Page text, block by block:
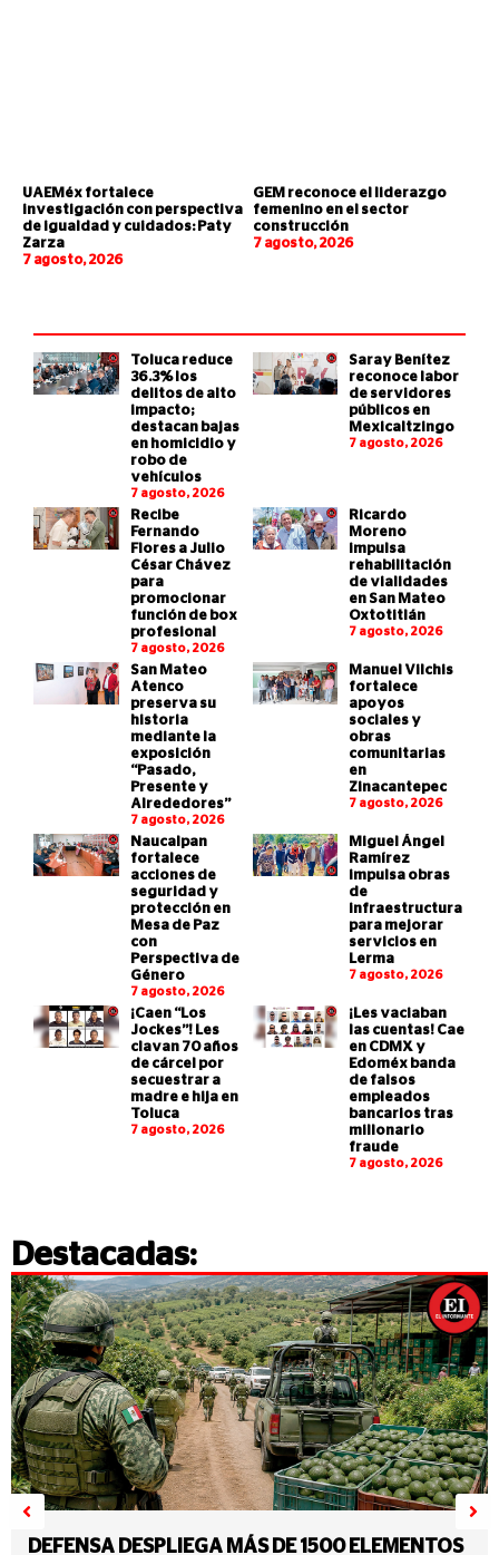
UAEMéx fortalece
investigación con perspectiva
de igualdad y cuidados: Paty
Zarza
7 agosto, 2026
GEM reconoce el liderazgo
femenino en el sector
construcción
7 agosto, 2026
Toluca reduce
36.3% los
delitos de alto
impacto;
destacan bajas
en homicidio y
robo de
vehículos
7 agosto, 2026
Saray Benítez
reconoce labor
de servidores
públicos en
Mexicaltzingo
7 agosto, 2026
Recibe
Fernando
Flores a Julio
César Chávez
para
promocionar
función de box
profesional
7 agosto, 2026
Ricardo
Moreno
impulsa
rehabilitación
de vialidades
en San Mateo
Oxtotitlán
7 agosto, 2026
San Mateo
Atenco
preserva su
historia
mediante la
exposición
“Pasado,
Presente y
Alrededores”
7 agosto, 2026
Manuel Vilchis
fortalece
apoyos
sociales y
obras
comunitarias
en
Zinacantepec
7 agosto, 2026
Naucalpan
fortalece
acciones de
seguridad y
protección en
Mesa de Paz
con
Perspectiva de
Género
7 agosto, 2026
Miguel Ángel
Ramírez
impulsa obras
de
infraestructura
para mejorar
servicios en
Lerma
7 agosto, 2026
¡Caen “Los
Jockes”! Les
clavan 70 años
de cárcel por
secuestrar a
madre e hija en
Toluca
7 agosto, 2026
¡Les vaciaban
las cuentas! Cae
en CDMX y
Edoméx banda
de falsos
empleados
bancarios tras
millonario
fraude
7 agosto, 2026
Destacadas:
DEFENSA DESPLIEGA MÁS DE 1500 ELEMENTOS